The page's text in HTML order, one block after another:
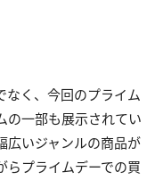
く、今回のプライム
の一部も展示されてい
広いジャンルの商品が
らプライムデーでの買